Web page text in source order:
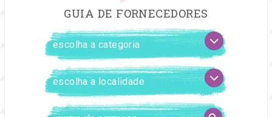
GUIA DE FORNECEDORES
FILTRAR
FORNECEDORES
escolha
a
categoria
escolha
a
localidade
Digite